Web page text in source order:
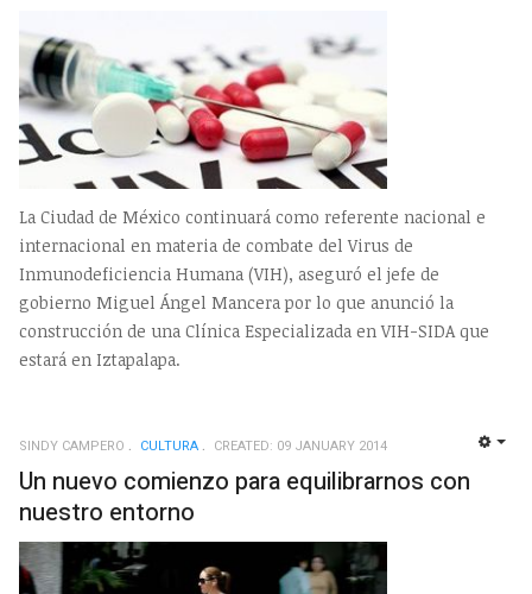
La Ciudad de México continuará como referente nacional e
internacional en materia de combate del Virus de
Inmunodeficiencia Humana (VIH), aseguró el jefe de
gobierno Miguel Ángel Mancera por lo que anunció la
construcción de una Clínica Especializada en VIH-SIDA que
estará en Iztapalapa.
SINDY CAMPERO CULTURA CREATED: 09 JANUARY 2014
Un nuevo comienzo para equilibrarnos con
nuestro entorno